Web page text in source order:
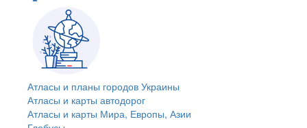
Атласы и планы городов Украины
Атласы и карты автодорог
Атласы и карты Мира, Европы, Азии